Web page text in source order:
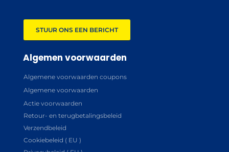
STUUR ONS EEN BERICHT
Algemen voorwaarden
Algemene voorwaarden coupons
Algemene voorwaarden
Actie voorwaarden
Retour- en terugbetalingsbeleid
Verzendbeleid
Cookiebeleid ( EU )